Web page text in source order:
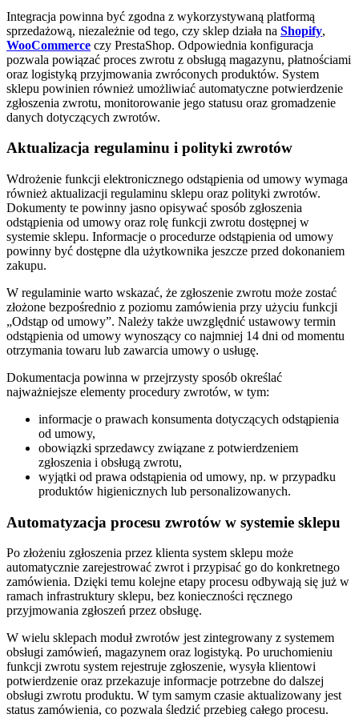
Integracja powinna być zgodna z wykorzystywaną platformą
sprzedażową, niezależnie od tego, czy sklep działa na Shopify,
WooCommerce czy PrestaShop. Odpowiednia konfiguracja
pozwala powiązać proces zwrotu z obsługą magazynu, płatnościami
oraz logistyką przyjmowania zwróconych produktów. System
sklepu powinien również umożliwiać automatyczne potwierdzenie
zgłoszenia zwrotu, monitorowanie jego statusu oraz gromadzenie
danych dotyczących zwrotów.
Aktualizacja regulaminu i polityki zwrotów
Wdrożenie funkcji elektronicznego odstąpienia od umowy wymaga
również aktualizacji regulaminu sklepu oraz polityki zwrotów.
Dokumenty te powinny jasno opisywać sposób zgłoszenia
odstąpienia od umowy oraz rolę funkcji zwrotu dostępnej w
systemie sklepu. Informacje o procedurze odstąpienia od umowy
powinny być dostępne dla użytkownika jeszcze przed dokonaniem
zakupu.
W regulaminie warto wskazać, że zgłoszenie zwrotu może zostać
złożone bezpośrednio z poziomu zamówienia przy użyciu funkcji
„Odstąp od umowy”. Należy także uwzględnić ustawowy termin
odstąpienia od umowy wynoszący co najmniej 14 dni od momentu
otrzymania towaru lub zawarcia umowy o usługę.
Dokumentacja powinna w przejrzysty sposób określać
najważniejsze elementy procedury zwrotów, w tym:
informacje o prawach konsumenta dotyczących odstąpienia
od umowy,
obowiązki sprzedawcy związane z potwierdzeniem
zgłoszenia i obsługą zwrotu,
wyjątki od prawa odstąpienia od umowy, np. w przypadku
produktów higienicznych lub personalizowanych.
Automatyzacja procesu zwrotów w systemie sklepu
Po złożeniu zgłoszenia przez klienta system sklepu może
automatycznie zarejestrować zwrot i przypisać go do konkretnego
zamówienia. Dzięki temu kolejne etapy procesu odbywają się już w
ramach infrastruktury sklepu, bez konieczności ręcznego
przyjmowania zgłoszeń przez obsługę.
W wielu sklepach moduł zwrotów jest zintegrowany z systemem
obsługi zamówień, magazynem oraz logistyką. Po uruchomieniu
funkcji zwrotu system rejestruje zgłoszenie, wysyła klientowi
potwierdzenie oraz przekazuje informacje potrzebne do dalszej
obsługi zwrotu produktu. W tym samym czasie aktualizowany jest
status zamówienia, co pozwala śledzić przebieg całego procesu.